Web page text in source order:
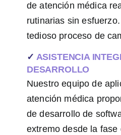
de atención médica
rutinarias sin
tedioso proceso de
✓ ASISTENCIA
DESARROLLO
Nuestro equipo de
atención médica
de desarrollo de
extremo desde la fase